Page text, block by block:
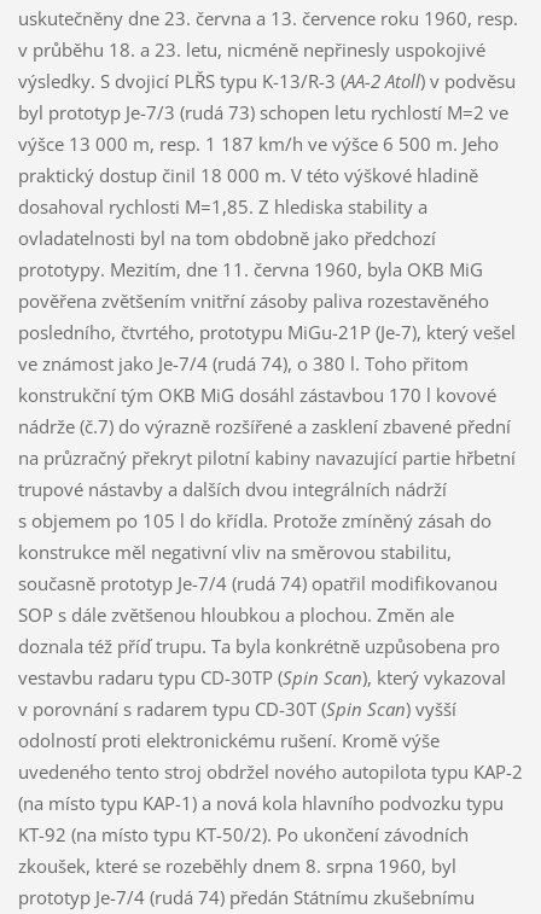
uskutečněny dne 23. června a 13. července roku 1960, resp.
v průběhu 18. a 23. letu, nicméně nepřinesly uspokojivé
výsledky. S dvojicí PLŘS typu K-13/R-3 (AA-2 Atoll) v podvěsu
byl prototyp Je-7/3 (rudá 73) schopen letu rychlostí M=2 ve
výšce 13 000 m, resp. 1 187 km/h ve výšce 6 500 m. Jeho
praktický dostup činil 18 000 m. V této výškové hladině
dosahoval rychlosti M=1,85. Z hlediska stability a
ovladatelnosti byl na tom obdobně jako předchozí
prototypy. Mezitím, dne 11. června 1960, byla OKB MiG
pověřena zvětšením vnitřní zásoby paliva rozestavěného
posledního, čtvrtého, prototypu MiGu-21P (Je-7), který vešel
ve známost jako Je-7/4 (rudá 74), o 380 l. Toho přitom
konstrukční tým OKB MiG dosáhl zástavbou 170 l kovové
nádrže (č.7) do výrazně rozšířené a zasklení zbavené přední
na průzračný překryt pilotní kabiny navazující partie hřbetní
trupové nástavby a dalších dvou integrálních nádrží
s objemem po 105 l do křídla. Protože zmíněný zásah do
konstrukce měl negativní vliv na směrovou stabilitu,
současně prototyp Je-7/4 (rudá 74) opatřil modifikovanou
SOP s dále zvětšenou hloubkou a plochou. Změn ale
doznala též příď trupu. Ta byla konkrétně uzpůsobena pro
vestavbu radaru typu CD-30TP (Spin Scan), který vykazoval
v porovnání s radarem typu CD-30T (Spin Scan) vyšší
odolností proti elektronickému rušení. Kromě výše
uvedeného tento stroj obdržel nového autopilota typu KAP-2
(na místo typu KAP-1) a nová kola hlavního podvozku typu
KT-92 (na místo typu KT-50/2). Po ukončení závodních
zkoušek, které se rozeběhly dnem 8. srpna 1960, byl
prototyp Je-7/4 (rudá 74) předán Státnímu zkušebnímu